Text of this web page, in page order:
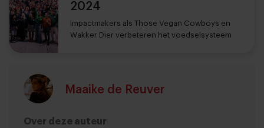
2024
Impactmakers als Those Vegan Cowboys en
Wakker Dier verbeteren het voedselsysteem
Maaike de Reuver
Over deze auteur